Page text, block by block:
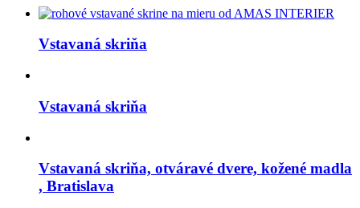
Vstavaná skriňa
Vstavaná skriňa
Vstavaná skriňa, otváravé dvere, kožené madla
, Bratislava